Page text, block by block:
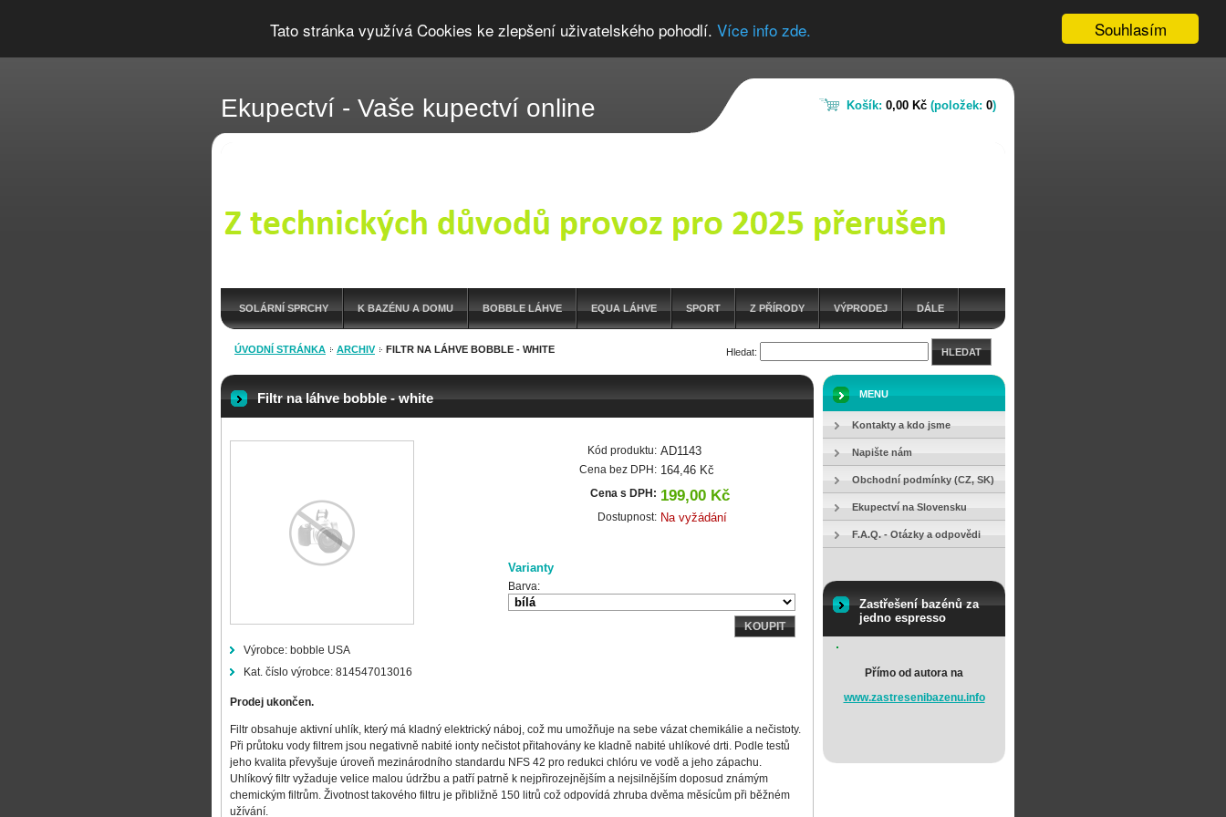
Souhlasím
Tato stránka využívá Cookies ke zlepšení uživatelského pohodlí. Více info zde.
Ekupectví - Vaše kupectví online
SOLÁRNÍ SPRCHY K BAZÉNU A DOMU BOBBLE LÁHVE EQUA LÁHVE SPORT Z PŘÍRODY VÝPRODEJ DÁLE
OUTDOOR LÁHVE ARCHIV
ÚVODNÍ STRÁNKA ARCHIV FILTR NA LÁHVE BOBBLE - WHITE Hledat: HLEDAT
Filtr na láhve bobble - white
Výrobce: bobble USA
Kat. číslo výrobce: 814547013016
Kód produktu: AD1143
Cena bez DPH: 164,46 Kč
Cena s DPH: 199,00 Kč
Dostupnost: Na vyžádání
Varianty
Barva:
KOUPIT
Prodej ukončen.
Filtr obsahuje aktivní uhlík, který má kladný elektrický náboj, což mu umožňuje na sebe vázat chemikálie a nečistoty.
Při průtoku vody filtrem jsou negativně nabité ionty nečistot přitahovány ke kladně nabité uhlíkové drti. Podle testů
jeho kvalita převyšuje úroveň mezinárodního standardu NFS 42 pro redukci chlóru ve vodě a jeho zápachu.
Uhlíkový filtr vyžaduje velice malou údržbu a patří patrně k nejpřirozejnějším a nejsilnějším doposud známým
chemickým filtrům. Životnost takového filtru je přibližně 150 litrů což odpovídá zhruba dvěma měsícům při běžném
užívání.
MENU
Kontakty a kdo jsme
Napište nám
Obchodní podmínky (CZ, SK)
Ekupectví na Slovensku
F.A.Q. - Otázky a odpovědi
Zastřešení bazénů za
jedno espresso
Přímo od autora na
www.zastresenibazenu.info
Košík: 0,00 Kč (položek: 0)